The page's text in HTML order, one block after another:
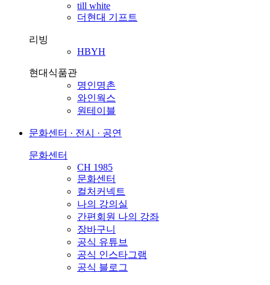
till white
더현대 기프트
리빙
HBYH
현대식품관
명인명촌
와인웍스
원테이블
문화센터 · 전시 · 공연
문화센터
CH 1985
문화센터
컬처커넥트
나의 강의실
간편회원 나의 강좌
장바구니
공식 유튜브
공식 인스타그램
공식 블로그